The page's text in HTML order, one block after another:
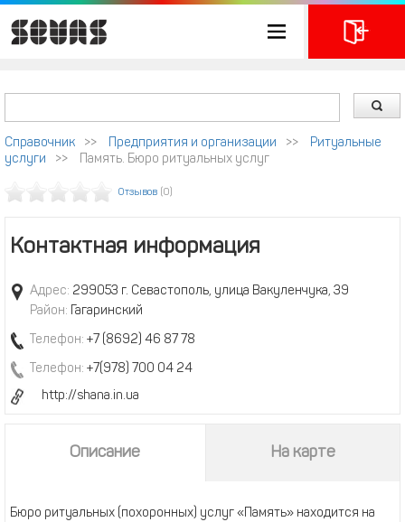
Справочник >> Предприятия и организации >>
Ритуальные
услуги
>> Память. Бюро ритуальных услуг
Отзывов (0)
Контактная информация
Адрес: 299053 г. Севастополь, улица Вакуленчука, 39
Район: Гагаринский
Телефон: +7 (8692) 46 87 78
Телефон: +7(978) 700 04 24
http://shana.in.ua
Описание На карте
Бюро ритуальных (похоронных) услуг «Память» находится на